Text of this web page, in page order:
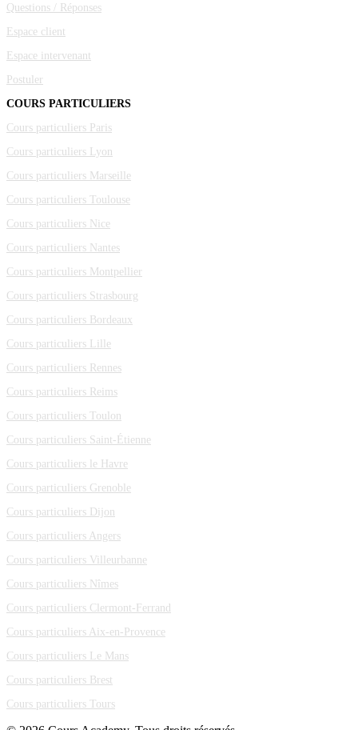
Questions / Réponses
Espace client
Espace intervenant
Postuler
COURS PARTICULIERS
Cours particuliers Paris
Cours particuliers Lyon
Cours particuliers Marseille
Cours particuliers Toulouse
Cours particuliers Nice
Cours particuliers Nantes
Cours particuliers Montpellier
Cours particuliers Strasbourg
Cours particuliers Bordeaux
Cours particuliers Lille
Cours particuliers Rennes
Cours particuliers Reims
Cours particuliers Toulon
Cours particuliers Saint-Étienne
Cours particuliers le Havre
Cours particuliers Grenoble
Cours particuliers Dijon
Cours particuliers Angers
Cours particuliers Villeurbanne
Cours particuliers Nîmes
Cours particuliers Clermont-Ferrand
Cours particuliers Aix-en-Provence
Cours particuliers Le Mans
Cours particuliers Brest
Cours particuliers Tours